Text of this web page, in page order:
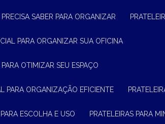
SABER PARA ORGANIZAR
PARA ORGANIZAR SUA OFICINA
OTIMIZAR SEU ESPAÇO
PARA ORGANIZAÇÃO EFICIENTE
ESCOLHA E USO PRATELEIRAS PARA